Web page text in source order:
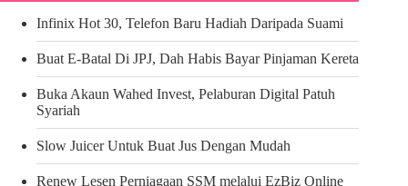
Infinix Hot 30, Telefon Baru Hadiah Daripada Suami
Buat E-Batal Di JPJ, Dah Habis Bayar Pinjaman Kereta
Buka Akaun Wahed Invest, Pelaburan Digital Patuh
Syariah
Slow Juicer Untuk Buat Jus Dengan Mudah
Renew Lesen Perniagaan SSM melalui EzBiz Online